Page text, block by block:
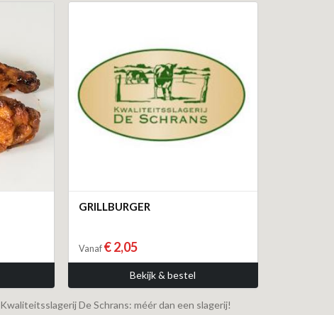
GRILLBURGER
Vanaf € 2,05
Bekijk & bestel
Kwaliteitsslagerij De Schrans: méér dan een slagerij!